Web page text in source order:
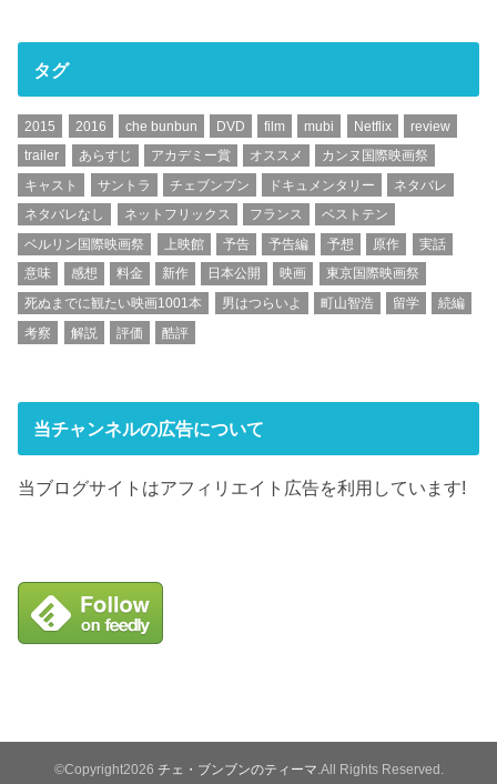
タグ
2015 2016 che bunbun DVD film mubi Netflix
review
trailer
あらすじ アカデミー賞 オススメ
カンヌ国際映画祭
キャスト
サントラ チェブンブン ドキュメンタリー
ネタバレ
ネタバレなし
ネットフリックス フランス
ベストテン
ベルリン国際映画祭
上映館 予告 予告編 予想 原作
実話
意味
感想 料金 新作 日本公開 映画
東京国際映画祭
死ぬまでに観たい映画1001本
男はつらいよ 町山智浩 留学
続編
考察
解説 評価 酷評
当チャンネルの広告について
当ブログサイトはアフィリエイト広告を利用しています!
©Copyright2026 チェ・ブンブンのティーマ .All Rights Reserved.